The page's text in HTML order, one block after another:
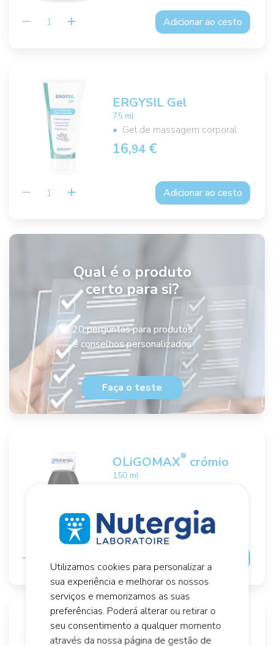
Adicionar ao cesto
ERGYSIL Gel
75 ml
Gel de massagem corporal
16,94 €
Adicionar ao cesto
Qual é o produto
certo para si?
20 perguntas para produtos
e conselhos personalizados
Faça o teste
OLiGOMAX® crómio
150 ml
16,94 €
OLiGOMAX ®iodo
Utilizamos cookies para personalizar a
sua experiência e melhorar os nossos
serviços e memorizamos as suas
preferências. Poderá alterar ou retirar o
seu consentimento a qualquer momento
através da nossa página de gestão de